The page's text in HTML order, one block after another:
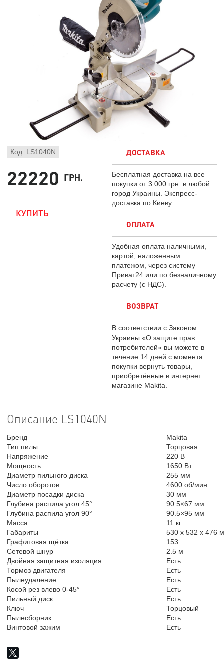
Код: LS1040N
22220 ГРН.
ДОСТАВКА
Бесплатная доставка на все
покупки от 3 000 грн. в любой
город Украины. Экспресс-
доставка по Киеву.
ОПЛАТА
Удобная оплата наличными,
картой, наложенным
платежом, через систему
Приват24 или по безналичному
расчету (с НДС).
ВОЗВРАТ
В соответствии с Законом
Украины «О защите прав
потребителей» вы можете в
течение 14 дней с момента
покупки вернуть товары,
приобретённые в интернет
магазине Makita.
Описание LS1040N
Бренд
Makita
Тип пилы
Торцовая
Напряжение
220 В
Мощность
1650 Вт
Диаметр пильного диска
255 мм
Число оборотов
4600 об/мин
Диаметр посадки диска
30 мм
Глубина распила угол 45°
90.5×67 мм
Глубина распила угол 90°
90.5×95 мм
Масса
11 кг
Габариты
530 x 532 x 476
Графитовая щётка
153
Сетевой шнур
2.5 м
Двойная защитная изоляция
Есть
Тормоз двигателя
Есть
Пылеудаление
Есть
Косой рез влево 0-45°
Есть
Пильный диск
Есть
Ключ
Торцовый
Пылесборник
Есть
Винтовой зажим
Есть